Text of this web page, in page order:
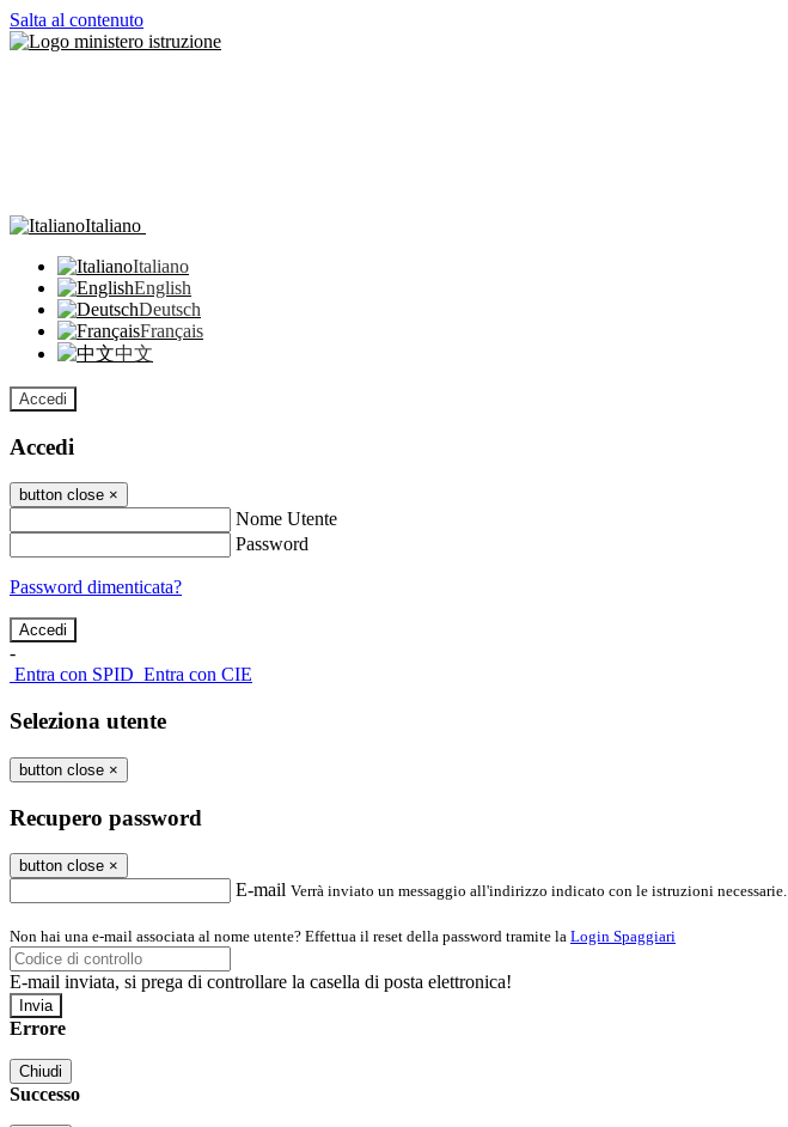
Salta al contenuto
Italiano
Italiano
English
Deutsch
Français
中文
Accedi
Accedi
button close ×
Nome Utente
Password
Password dimenticata?
-
Entra con SPID Entra con CIE
Seleziona utente
button close ×
Recupero password
button close ×
E-mail Verrà inviato un messaggio all'indirizzo indicato con le istruzioni necessarie.
Non hai una e-mail associata al nome utente? Effettua il reset della password tramite la Login Spaggiari
E-mail inviata, si prega di controllare la casella di posta elettronica!
Errore
Chiudi
Successo